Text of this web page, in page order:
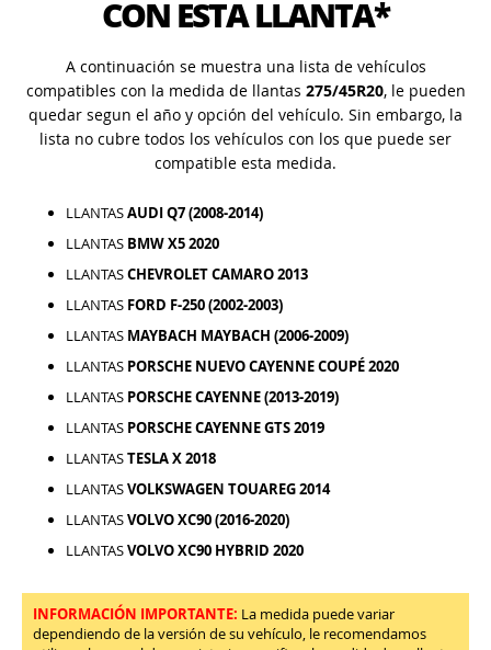
CON ESTA LLANTA*
A continuación se muestra una lista de vehículos
compatibles con la medida de llantas 275/45R20, le pueden
quedar segun el año y opción del vehículo. Sin embargo, la
lista no cubre todos los vehículos con los que puede ser
compatible esta medida.
LLANTASAUDI Q7 (2008-2014)
LLANTAS BMW X5 2020
LLANTASCHEVROLET CAMARO 2013
LLANTAS FORD F-250 (2002-2003)
LLANTAS MAYBACH MAYBACH (2006-2009)
LLANTAS PORSCHE NUEVO CAYENNE COUPÉ 2020
LLANTAS PORSCHE CAYENNE (2013-2019)
LLANTAS PORSCHE CAYENNE GTS 2019
LLANTASTESLA X 2018
LLANTASVOLKSWAGEN TOUAREG 2014
LLANTASVOLVO XC90 (2016-2020)
LLANTASVOLVO XC90 HYBRID 2020
INFORMACIÓN IMPORTANTE: La medida puede variar
dependiendo de la versión de su vehículo, le recomendamos